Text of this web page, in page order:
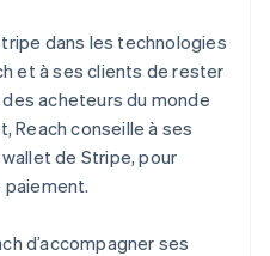
dans les technologies
et à ses clients de rester
acheteurs du monde
Reach conseille à ses
wallet de Stripe, pour
d’accompagner ses